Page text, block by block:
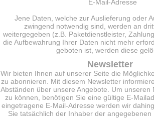
E-Mail-Adresse
Jene Daten, welche zur Auslieferung oder
zwingend notwendig sind, werden an
weitergegeben (z.B. Paketdienstleister,
die Aufbewahrung Ihrer Daten nicht mehr
geboten ist, werden diese
Newsletter
Wir bieten Ihnen auf unserer Seite die
zu abonnieren. Mit diesem Newsletter
Abständen über unsere Angebote. Um unseren
zu können, benötigen Sie eine gültige E-
eingetragene E-Mail-Adresse werden wir
Sie tatsächlich der Inhaber der angegebenen